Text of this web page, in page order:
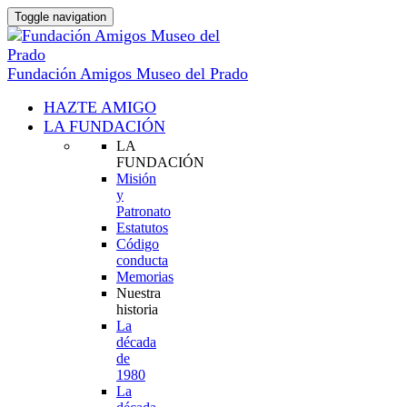
Toggle navigation
Fundación Amigos Museo del Prado
HAZTE AMIGO
LA FUNDACIÓN
LA
FUNDACIÓN
Misión
y
Patronato
Estatutos
Código
conducta
Memorias
Nuestra
historia
La
década
de
1980
La